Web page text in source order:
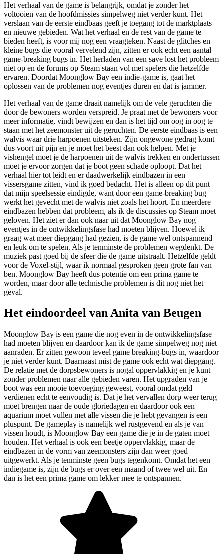
Het verhaal van de game is belangrijk, omdat je zonder het
voltooien van de hoofdmissies simpelweg niet verder kunt. Het
verslaan van de eerste eindbaas geeft je toegang tot de marktplaats
en nieuwe gebieden. Wat het verhaal en de rest van de game te
bieden heeft, is voor mij nog een vraagteken. Naast de glitches en
kleine bugs die vooral vervelend zijn, zitten er ook echt een aantal
game-breaking bugs in. Het herladen van een save lost het probleem
niet op en de forums op Steam staan vol met spelers die hetzelfde
ervaren. Doordat Moonglow Bay een indie-game is, gaat het
oplossen van de problemen nog eventjes duren en dat is jammer.
Het verhaal van de game draait namelijk om de vele geruchten die
door de bewoners worden verspreid. Je praat met de bewoners voor
meer informatie, vindt bewijzen en dan is het tijd om oog in oog te
staan met het zeemonster uit de geruchten. De eerste eindbaas is een
walvis waar drie harpoenen uitsteken. Zijn ongewone gedrag komt
dus voort uit pijn en je moet het beest dan ook helpen. Met je
vishengel moet je de harpoenen uit de walvis trekken en ondertussen
moet je ervoor zorgen dat je boot geen schade oploopt. Dat het
verhaal hier tot leidt en er daadwerkelijk eindbazen in een
vissersgame zitten, vind ik goed bedacht. Het is alleen op dit punt
dat mijn speelsessie eindigde, want door een game-breaking bug
werkt het gevecht met de walvis niet zoals het hoort. En meerdere
eindbazen hebben dat probleem, als ik de discussies op Steam moet
geloven. Het ziet er dan ook naar uit dat Moonglow Bay nog
eventjes in de ontwikkelingsfase had moeten blijven. Hoewel ik
graag wat meer diepgang had gezien, is de game wel ontspannend
en leuk om te spelen. Als je tenminste de problemen wegdenkt. De
muziek past goed bij de sfeer die de game uitstraalt. Hetzelfde geldt
voor de Voxel-stijl, waar ik normaal gesproken geen grote fan van
ben. Moonglow Bay heeft dus potentie om een prima game te
worden, maar door alle technische problemen is dit nog niet het
geval.
Het eindoordeel van Anita van Beugen
Moonglow Bay is een game die nog even in de ontwikkelingsfase
had moeten blijven en daardoor kan ik de game simpelweg nog niet
aanraden. Er zitten gewoon teveel game breaking-bugs in, waardoor
je niet verder kunt. Daarnaast mist de game ook echt wat diepgang.
De relatie met de dorpsbewoners is nogal oppervlakkig en je kunt
zonder problemen naar alle gebieden varen. Het upgraden van je
boot was een mooie toevoeging geweest, vooral omdat geld
verdienen echt te eenvoudig is. Dat je het vervallen dorp weer terug
moet brengen naar de oude gloriedagen en daardoor ook een
aquarium moet vullen met alle vissen die je hebt gevangen is een
pluspunt. De gameplay is namelijk wel rustgevend en als je van
vissen houdt, is Moonglow Bay een game die je in de gaten moet
houden. Het verhaal is ook een beetje oppervlakkig, maar de
eindbazen in de vorm van zeemonsters zijn dan weer goed
uitgewerkt. Als je tenminste geen bugs tegenkomt. Omdat het een
indiegame is, zijn de bugs er over een maand of twee wel uit. En
dan is het een prima game om lekker mee te ontspannen.